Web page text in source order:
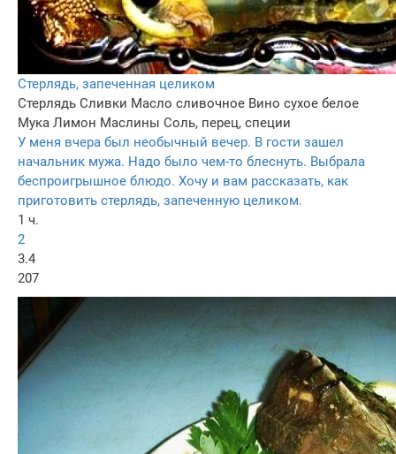
Стерлядь, запеченная целиком
Стерлядь Сливки Масло сливочное Вино сухое белое
Мука Лимон Маслины Соль, перец, специи
У меня вчера был необычный вечер. В гости зашел
начальник мужа. Надо было чем-то блеснуть. Выбрала
беспроигрышное блюдо. Хочу и вам рассказать, как
приготовить стерлядь, запеченную целиком.
1 ч.
2
3.4
207